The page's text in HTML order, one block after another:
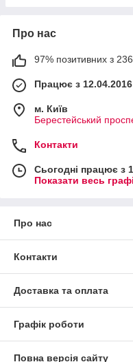
Про нас
97% позитивних з 236
Працює з 12.04.2016
м. Київ
Берестейський
Контакти
Сьогодні працює з
Показати весь
Про нас
Контакти
Доставка та оплата
Графік роботи
Повна версія сайту